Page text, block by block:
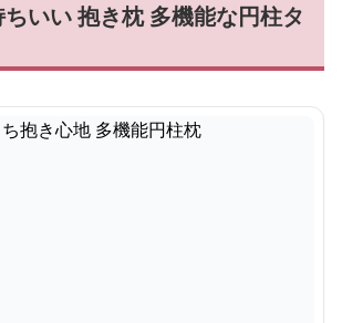
いい 抱き枕 多機能な円柱タ